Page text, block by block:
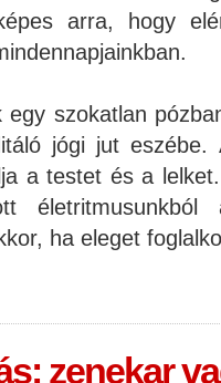
arra, hogy
egy szokatlan
jógi jut
a testet és a
életritmusunkból
ha eleget
zenekar